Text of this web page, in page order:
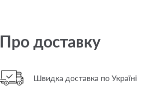
Про доставку
Швидка доставка по Україні